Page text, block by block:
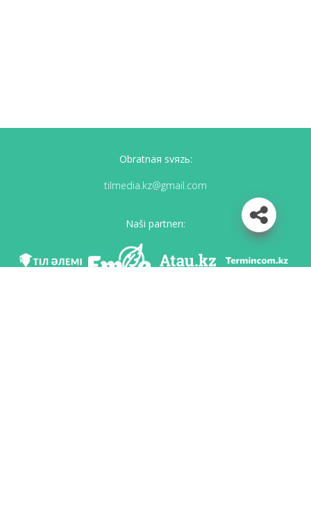
Obratnaя svяzь:
tilmedia.kz@gmail.com
Naši partnerı: